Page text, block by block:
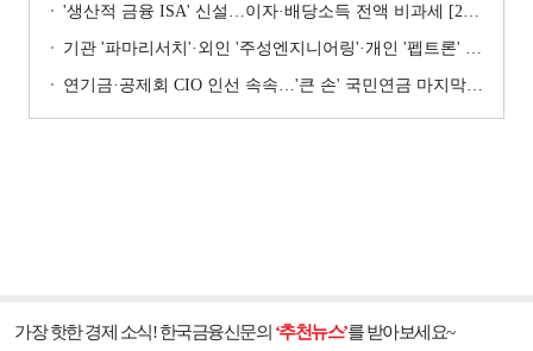
'생산적 금융 ISA' 신설…이자·배당소득 전액 비과세 [2026 세제개편안]
기관 '파마리서치'·외인 '주성엔지니어링'·개인 '펩트론' 1위 [주간 코스닥 순매수- 2026년 7월27일~7월31일]
연기금·공제회 CIO 인선 속속…'큰 손' 국민연금 마지막 타자
가장 핫한 경제 소식! 한국금융신문의 ‘추천뉴스’를 받아보세요~